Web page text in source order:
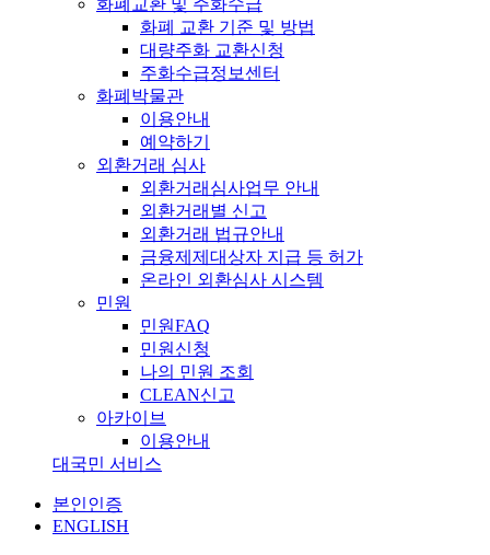
화폐 교환 기준 및 방법
대량주화 교환신청
주화수급정보센터
화폐박물관
이용안내
예약하기
외환거래 심사
외환거래심사업무 안내
외환거래별 신고
외환거래 법규안내
금융제제대상자 지급 등 허가
온라인 외환심사 시스템
민원
민원FAQ
민원신청
나의 민원 조회
CLEAN신고
아카이브
이용안내
대국민 서비스
본인인증
ENGLISH